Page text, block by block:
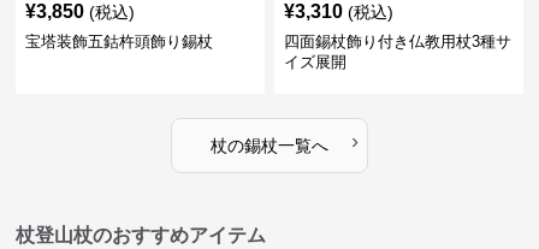
¥3,850 (税込)
宝塔装飾五鈷杵頭飾り錫杖
¥3,310 (税込)
四面錫杖飾り付き仏教用杖3種サ
イズ展開
杖の錫杖一覧へ ›
杖登山杖のおすすめアイテム